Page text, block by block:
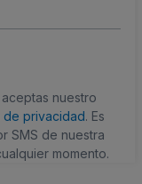
nuestro
de privacidad. Es
SMS de nuestra
momento.